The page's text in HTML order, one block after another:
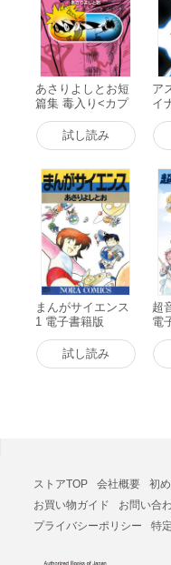
あさりよしとお短
篇集 毒入り<カプ
セル篇> 電子書籍
版
試し読み
ア
イ
籍
まんがサイエンス
1 電子書籍版
試し読み
超
電
ストアTOP 会社概要 初
お買い物ガイド
お問い合
プライバシーポリシー
特